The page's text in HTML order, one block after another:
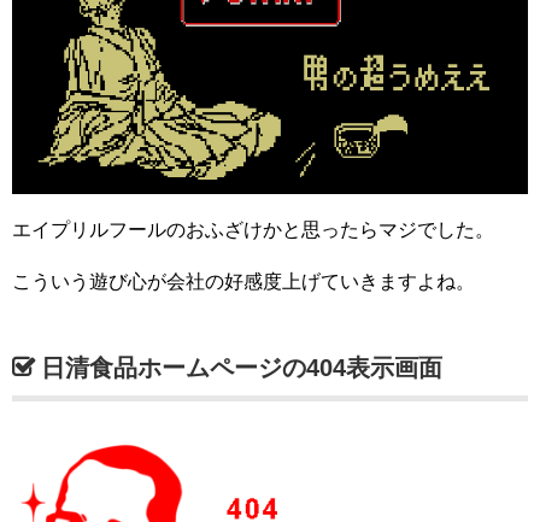
エイプリルフールのおふざけかと思ったらマジでした。
こういう遊び心が会社の好感度上げていきますよね。
日清食品ホームページの404表示画面